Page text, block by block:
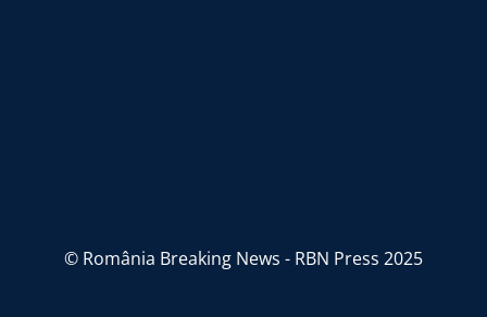
© România Breaking News - RBN Press 2025